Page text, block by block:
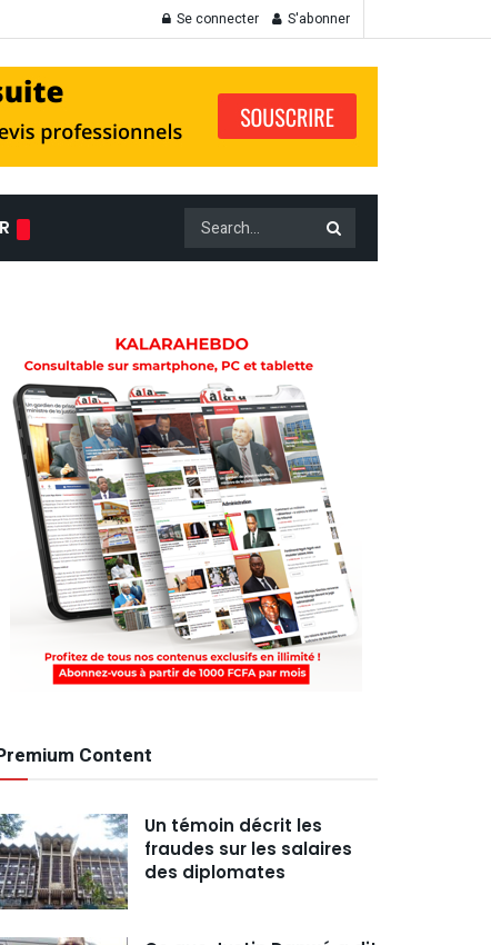
Se connecter S'abonner
Content
Un témoin décrit les
fraudes sur les salaires
des diplomates